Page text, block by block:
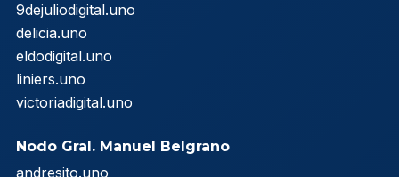
9dejuliodigital.uno
delicia.uno
eldodigital.uno
liniers.uno
victoriadigital.uno
Nodo Gral. Manuel Belgrano
andresito.uno